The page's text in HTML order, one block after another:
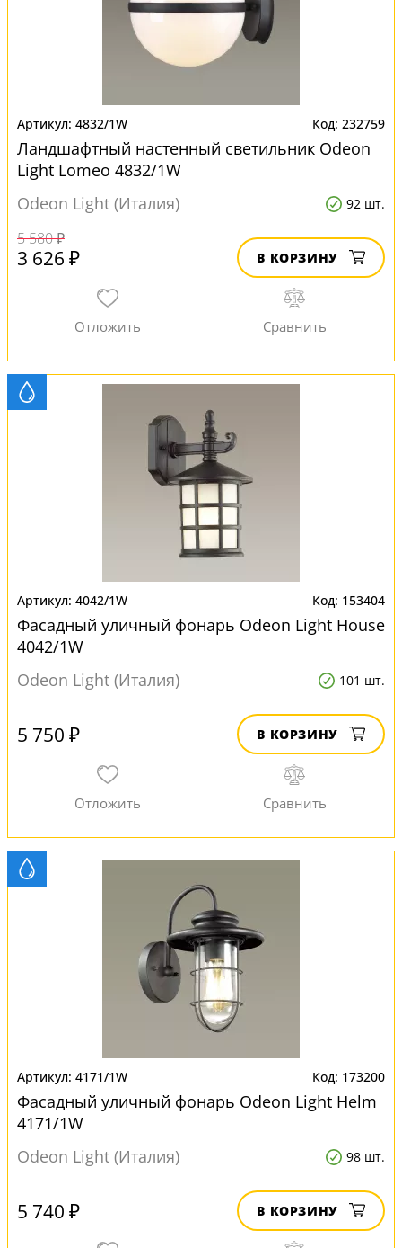
4832/1W 232759
Ландшафтный настенный светильник Odeon
Light Lomeo 4832/1W
Odeon Light (Италия)
92 шт.
5 580 ₽
3 626 ₽ В КОРЗИНУ
4042/1W 153404
Фасадный уличный фонарь Odeon Light House
4042/1W
Odeon Light (Италия)
101 шт.
5 750 ₽ В КОРЗИНУ
4171/1W 173200
Фасадный уличный фонарь Odeon Light Helm
4171/1W
Odeon Light (Италия)
98 шт.
5 740 ₽ В КОРЗИНУ